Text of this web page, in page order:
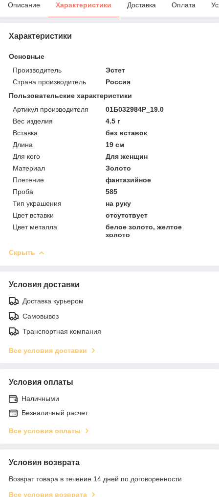
Описание Характеристики Доставка Оплата
Характеристики
Основные
Производитель
Эстет
Страна производитель
Россия
Пользовательские характеристики
Артикул производителя
01Б032984Р_19.0
Вес изделия
4.5 г
Вставка
без вставок
Длина
19 см
Для кого
Для женщин
Материал
Золото
Плетение
фантазийное
Проба
585
Тип украшения
на руку
Цвет вставки
отсутствует
Цвет металла
белое золото, желтое
золото
Скрыть
Условия доставки
Доставка курьером
Самовывоз
Транспортная компания
Все условия доставки
Условия оплаты
Наличными
Безналичный расчет
Все условия оплаты
Условия возврата
Возврат товара в течение 14 дней по договоренности
Все условия возврата